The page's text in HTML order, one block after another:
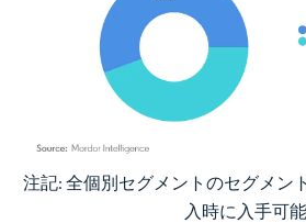
画像 © Mordor Intelligence。再利用にはCC BY
注記: 全個別セグメントのセグメン
入時に入手可能